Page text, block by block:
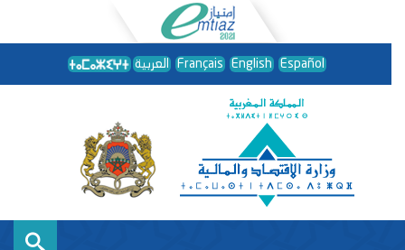
العربية Français English Español